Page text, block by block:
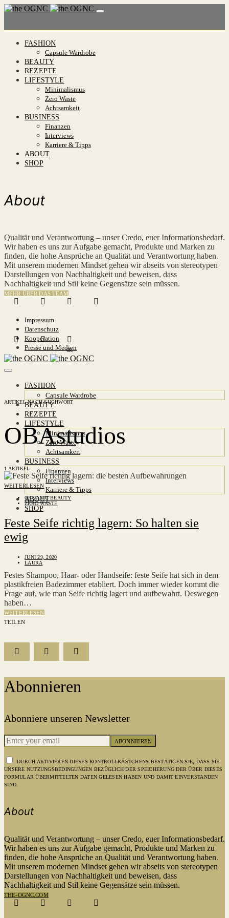
FASHION
Capsule Wardrobe
BEAUTY
REZEPTE
LIFESTYLE
Minimalismus
Zero Waste
Achtsamkeit
BUSINESS
Finanzen
Interviews
Karriere & Tipps
ABOUT
SHOP
About
Qualität und Verantwortung – unser Credo, euer Informationsbedarf.
Wir haben es uns zur Aufgabe gemacht, Produkte und Marken zu
finden, die hohe Ansprüche an Qualität und Verantwortung haben.
Mit unserem modernen Mindset gehen wir abseits von stereotypen
Darstellungen von Nachhaltigkeit und beweisen, dass
Nachhaltigkeit und Stil keine Gegensätze sein müssen.
MEHR ÜBER DAS TEAM
Impressum
Datenschutz
Kooperation
Presse und Medien
6K
FASHION
Capsule Wardrobe
BEAUTY
REZEPTE
LIFESTYLE
Minimalismus
Zero Waste
Achtsamkeit
BUSINESS
Finanzen
Interviews
Karriere & Tipps
ABOUT
SHOP
ARTIKEL NACH SUCHWORT
OBAstudios
1 ARTIKEL
WEITERLESEN
ORGANIC BEAUTY
ZERO WASTE
Feste Seife richtig lagern: So halten sie
ewig
JUNI 29, 2020
LAURA
Festes Shampoo, Haar- oder Handseife: feste Seife hat sich in dem
plastikfreien Badezimmer etabliert. Doch immer wieder kommt die
Frage auf, wie man Seife richtig lagert und aufbewahrt. Deswegen
haben…
WEITERLESEN
TEILEN
Abonnieren
Abonniere unseren Newsletter
ABONNIEREN
DURCH AKTIVIEREN DIESES KONTROLLKÄSTCHENS BESTÄTIGEN SIE, DASS SIE
UNSERE NUTZUNGSBEDINGUNGEN BEZÜGLICH DER SPEICHERUNG DER ÜBER DIESES
FORMULAR ÜBERMITTELTEN DATEN GELESEN HABEN UND DAMIT EINVERSTANDEN
SIND.
About
Qualität und Verantwortung – unser Credo, euer Informationsbedarf.
Wir haben es uns zur Aufgabe gemacht, Produkte und Marken zu
finden, die hohe Ansprüche an Qualität und Verantwortung haben.
Mit unserem modernen Mindset gehen wir abseits von stereotypen
Darstellungen von Nachhaltigkeit und beweisen, dass
Nachhaltigkeit und Stil keine Gegensätze sein müssen.
THE-OGNC.COM